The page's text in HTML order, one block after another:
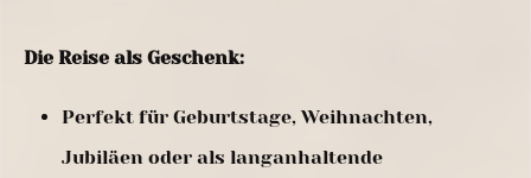
Die Reise als Geschenk:
Perfekt für Geburtstage, Weihnachten,
Jubiläen oder als langanhaltende